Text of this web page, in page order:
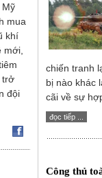
Mỹ
mua
khí
mới,
trở
đội
chiến tranh
bị nào khác
cãi về sự
đọc tiếp ...
Công thủ